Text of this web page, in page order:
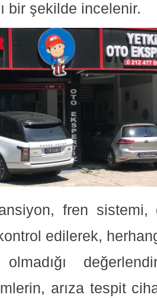
bir şekilde incelenir.
fren
edilerek,
arıza tespit